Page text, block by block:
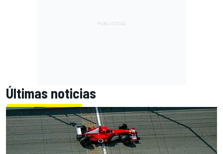
Últimas noticias